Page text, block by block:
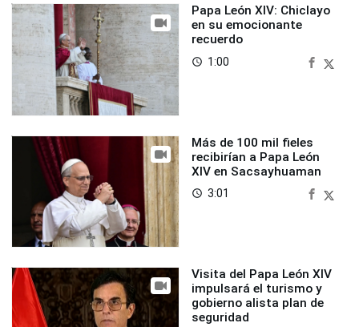
Papa León XIV: Chiclayo
en su emocionante
recuerdo
access_time 1:00
Más de 100 mil fieles
recibirían a Papa León
XIV en Sacsayhuaman
access_time 3:01
Visita del Papa León XIV
impulsará el turismo y
gobierno alista plan de
seguridad